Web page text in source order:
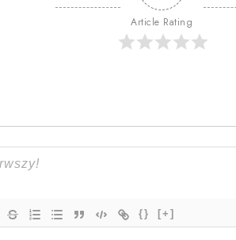
Article Rating
{} [+]